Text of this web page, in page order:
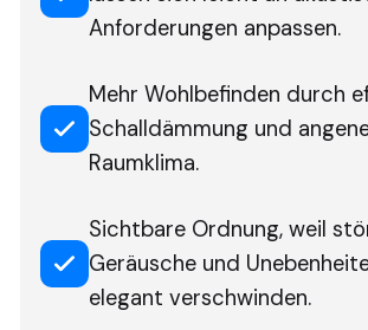
Anforderungen anpassen.
Mehr Wohlbefinden durch
Schalldämmung und
Raumklima.
Sichtbare Ordnung, weil
Geräusche und
elegant verschwinden.